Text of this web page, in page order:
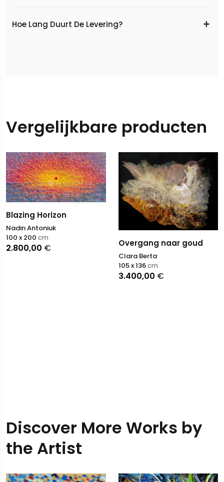
Hoe Lang Duurt De Levering?
Vergelijkbare producten
Blazing Horizon
Nadin Antoniuk
2.800,00 €
100 x 200 cm
Overgang naar goud
Clara Berta
3.400,00 €
105 x 136cm
Discover More Works by
the Artist